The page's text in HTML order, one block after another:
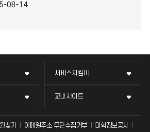
08-14
서비스지킴이
교내사이트
찾기 이메일주소 무단수집거부
대학정보공시